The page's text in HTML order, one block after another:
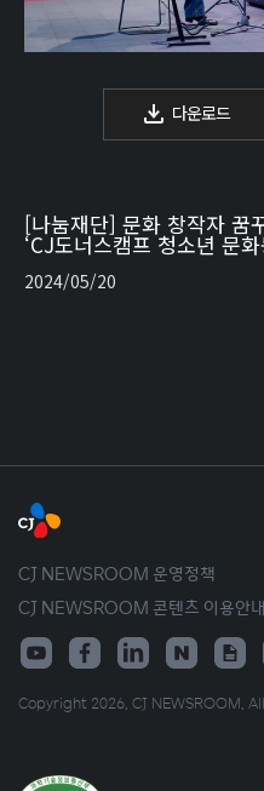
다운로드
[나눔재단] 문화 창작자 꿈
‘CJ도너스캠프 청소년 문
2024/05/20
CJ NEWSROOM 운영정책
CJ NEWSROOM 콘텐츠 이용안내
Copyright 2026. CJ NEWSROOM.